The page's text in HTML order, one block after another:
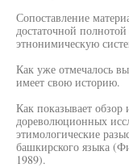
Сопоставление
достаточной
этнонимическую
Как уже отмечалось
имеет свою историю.
Как показывает обзор
дореволюционных
этимологические
башкирского языка
1989).